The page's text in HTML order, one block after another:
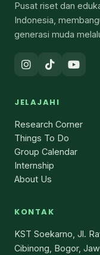
Pusat riset dan
Indonesia,
generasi muda
JELAJAHI
Research Corner
Things To Do
Group Calendar
Internship
About Us
KONTAK
KST Soekarno, Jl.
Cibinong, Bogor,